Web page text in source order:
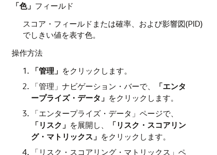
「色」 フィールド
スコア・フィールドまたは確率、および影響図(PID)
でしきい値を表す色。
操作方法
「管理」 をクリックします。
「管理」ナビゲーション・バーで、
「エンタ
ープライズ・データ」 をクリックします。
「エンタープライズ・データ」ページで、
「リスク」 を展開し、
「リスク・スコアリン
グ・マトリックス」 をクリックします。
「リスク・スコアリング・マトリックス」ペ